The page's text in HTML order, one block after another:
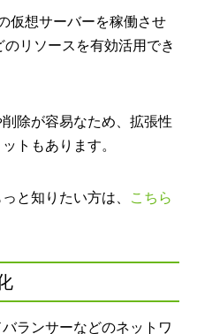
仮想サーバーを稼働させ
リソースを有効活用でき
除が容易なため、拡張性
トもあります。
と知りたい方は、
こちら
ランサーなどのネットワ